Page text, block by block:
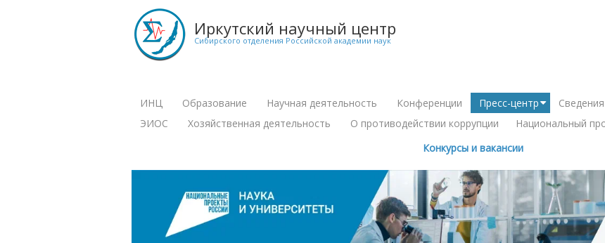
Иркутский научный центр
Сибирского отделения Российской академии наук
navigation
ИНЦ Образование Научная деятельность Конференции +
Пресс-центр
ЭИОС Хозяйственная деятельность О противодействии коррупции
Национальный
Конкурсы и вакансии